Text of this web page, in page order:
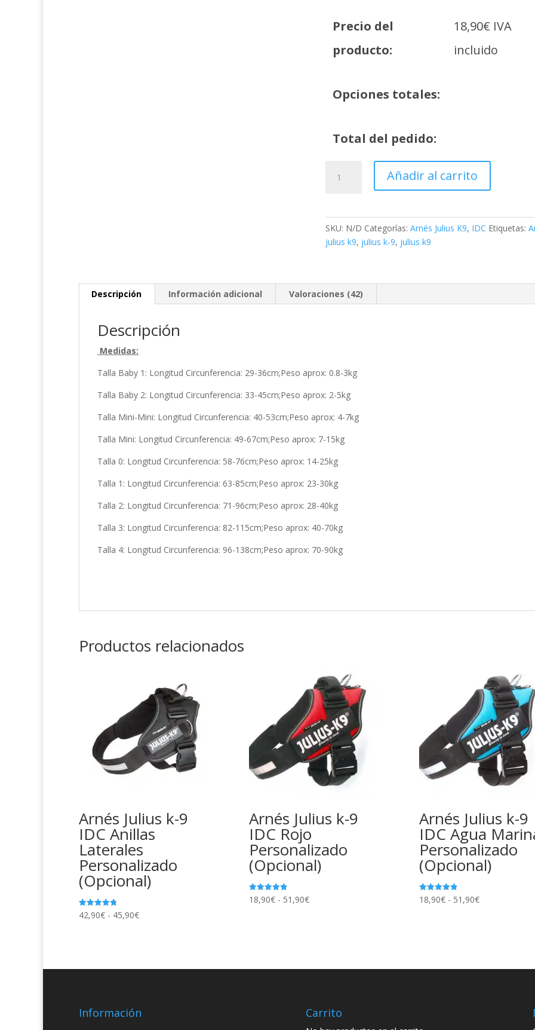
Precio del
producto:
18,90€ IVA
incluido
Opciones totales:
Total del pedido:
Julius
Personalizado
Añadir al carrito
SKU: N/D Categorías:Arnés Julius K9, IDC Etiquetas:
julius k9, julius k-9, julius k9
Descripción Información adicional Valoraciones (42)
Descripción
Medidas:
Talla Baby 1: Longitud Circunferencia: 29-36cm;Peso aprox: 0.8-3kg
Talla Baby 2: Longitud Circunferencia: 33-45cm;Peso aprox: 2-5kg
Talla Mini-Mini: Longitud Circunferencia: 40-53cm;Peso aprox: 4-7kg
Talla Mini: Longitud Circunferencia: 49-67cm;Peso aprox: 7-15kg
Talla 0: Longitud Circunferencia: 58-76cm;Peso aprox: 14-25kg
Talla 1: Longitud Circunferencia: 63-85cm;Peso aprox: 23-30kg
Talla 2: Longitud Circunferencia: 71-96cm;Peso aprox: 28-40kg
Talla 3: Longitud Circunferencia: 82-115cm;Peso aprox: 40-70kg
Talla 4: Longitud Circunferencia: 96-138cm;Peso aprox: 70-90kg
Productos relacionados
Arnés Julius k-9
IDC Anillas
Laterales
Personalizado
(Opcional)
Valorado
con
42,90€ - 45,90€Rango
42,90€
Arnés Julius k-9
IDC Rojo
Personalizado
(Opcional)
Valorado
con
18,90€ - 51,90€Rango
hasta
Arnés Julius k-9
IDC Agua
Personalizado
(Opcional)
Valorado
con
18,90€ - 51,90€Rango
hasta
Información Carrito